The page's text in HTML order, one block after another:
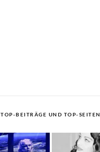
TOP-BEITRÄGE UND TOP-SEITEN